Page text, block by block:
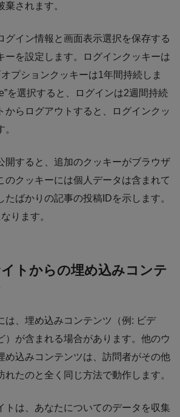
棄されます。
グイン情報と画面表示選択を保存する
ーを設定します。ログインクッキーは
プションクッキーは1年間持続しま
を選択すると、ログインは2週間持続
からログアウトすると、ログインクッ
開すると、追加のクッキーがブラウザ
のクッキーには個人データは含まれて
たばかりの記事の投稿IDを示します。
ります。
トからの埋め込みコンテ
は、埋め込みコンテンツ（例: ビデ
）が含まれる場合があります。他のウ
め込みコンテンツは、訪問者がその他
れたのと全く同じ方法で動作します。
トは、あなたについてのデータを収集